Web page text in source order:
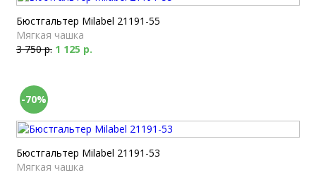
Бюстгальтер Milabel 21191-55
Мягкая чашка
3 750 р. 1 125 р.
-70%
Бюстгальтер Milabel 21191-53
Мягкая чашка